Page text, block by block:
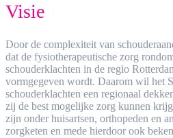
Visie
Door de complexiteit van
dat de fysiotherapeutische zorg
schouderklachten in de regio
vormgegeven wordt. Daarom wil het
schouderklachten een regionaal
zij de best mogelijke zorg kunnen
zijn onder huisartsen, orthopeden en
zorgketen en mede hierdoor ook